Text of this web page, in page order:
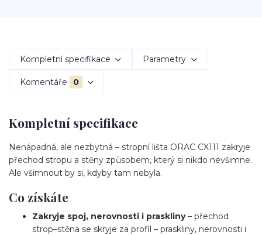
Kompletní specifikace Parametry
Komentáře 0
Kompletní specifikace
Nenápadná, ale nezbytná – stropní lišta ORAC CX111 zakryje
přechod stropu a stěny způsobem, který si nikdo nevšimne.
Ale všimnout by si, kdyby tam nebyla.
Co získáte
Zakryje spoj, nerovnosti i praskliny– přechod
strop–stěna se skryje za profil – praskliny, nerovnosti i